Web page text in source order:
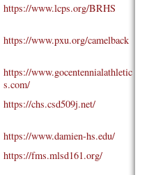
https://www.lcps.org/BRHS
https://www.pxu.org/camelback
https://www.gocentennialathletic
s.com/
https://chs.csd509j.net/
https://www.damien-hs.edu/
https://fms.mlsd161.org/